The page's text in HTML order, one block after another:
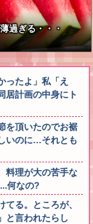
過ぎる・・・
ったよ」私「え
計画の中身にト
を頂いたのでお裾
いのに…それとも
料理が大の苦手な
何なの?
る。ところが、
と言われたらし